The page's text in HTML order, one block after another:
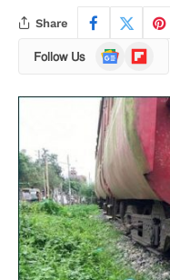
Share
Follow Us
Google
News
Flipboard